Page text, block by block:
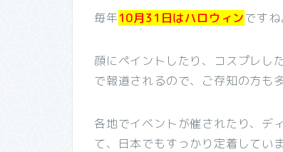
毎年10月31日はハロウィンですね
顔にペイントしたり、コスプレし
で報道されるので、ご存知の方も
各地でイベントが催されたり、デ
て、日本でもすっかり定着してい